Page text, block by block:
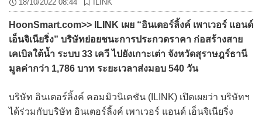
18/10/2022 08:44 ILINK
HoonSmart.com>> ILINK เผย “อินเตอร์ลิ้งค์ เพาเวอร์ แอนด์
เอ็นจิเนียริ่ง” บริษัทย่อยชนะการประกวดราคา ก่อสร้างสาย
เคเบิลใต้นํ้า ระบบ 33 เควี ไปยังเกาะเต่า จังหวัดสุราษฎร์ธานี
มูลค่ากว่า 1,786 บาท ระยะเวลาส่งมอบ 540 วัน
บริษัท อินเตอร์ลิ้งค์ คอมมิวนิเคชัน (ILINK) เปิดเผยว่า บริษัทฯ
ได้ร่วมกับบริษัท อินเตอร์ลิ้งค์ เพาเวอร์ แอนด์ เอ็นจิเนียริ่ง